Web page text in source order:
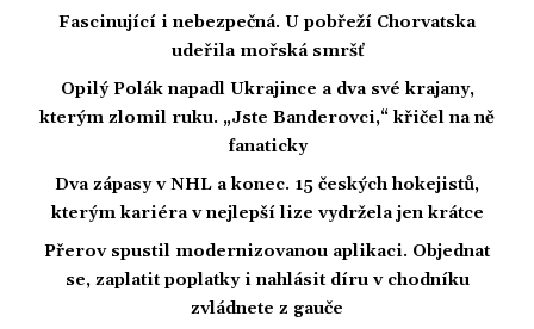
Fascinující i nebezpečná. U pobřeží Chorvatska
udeřila mořská smršť
Opilý Polák napadl Ukrajince a dva své krajany,
kterým zlomil ruku. „Jste Banderovci,“ křičel na ně
fanaticky
Dva zápasy v NHL a konec. 15 českých hokejistů,
kterým kariéra v nejlepší lize vydržela jen krátce
Přerov spustil modernizovanou aplikaci. Objednat
se, zaplatit poplatky i nahlásit díru v chodníku
zvládnete z gauče